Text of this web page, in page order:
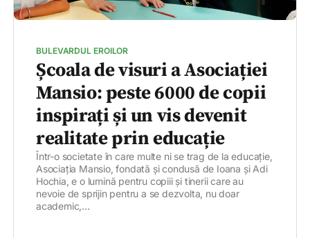
BULEVARDUL EROILOR
Școala de visuri a Asociației
Mansio: peste 6000 de copii
inspirați și un vis devenit
realitate prin educație
Într-o societate în care multe ni se trag de la educație,
Asociația Mansio, fondată și condusă de Ioana și Adi
Hochia, e o lumină pentru copiii și tinerii care au
nevoie de sprijin pentru a se dezvolta, nu doar
academic,...